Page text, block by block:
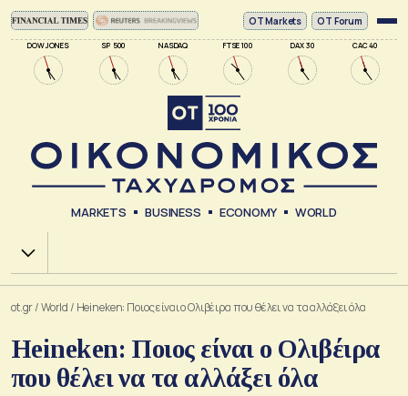
DOW JONES SP 500 NASDAQ FTSE 100 DAX 30 CAC 40
ΟΤ Markets OT Forum
MARKETS BUSINESS ECONOMY WORLD
Χ.Α.
ot.gr/World / Heineken: Ποιος είναι ο Ολιβέιρα που θέλει να τα αλλάξει όλα
Heineken: Ποιος είναι ο Ολιβέιρα
που θέλει να τα αλλάξει όλα